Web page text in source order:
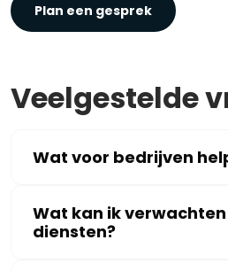
Plan een gesprek
Veelgestelde
Wat voor bedrijven
Wat kan ik
diensten?